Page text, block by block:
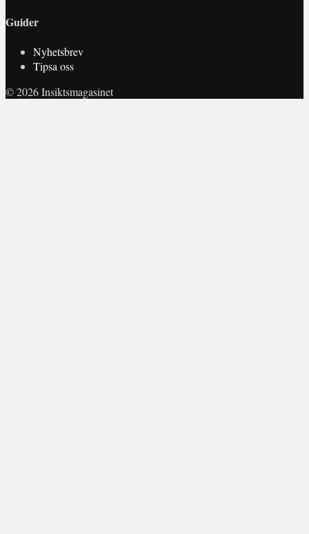
Guider
Nyhetsbrev
Tipsa oss
© 2026 Insiktsmagasinet